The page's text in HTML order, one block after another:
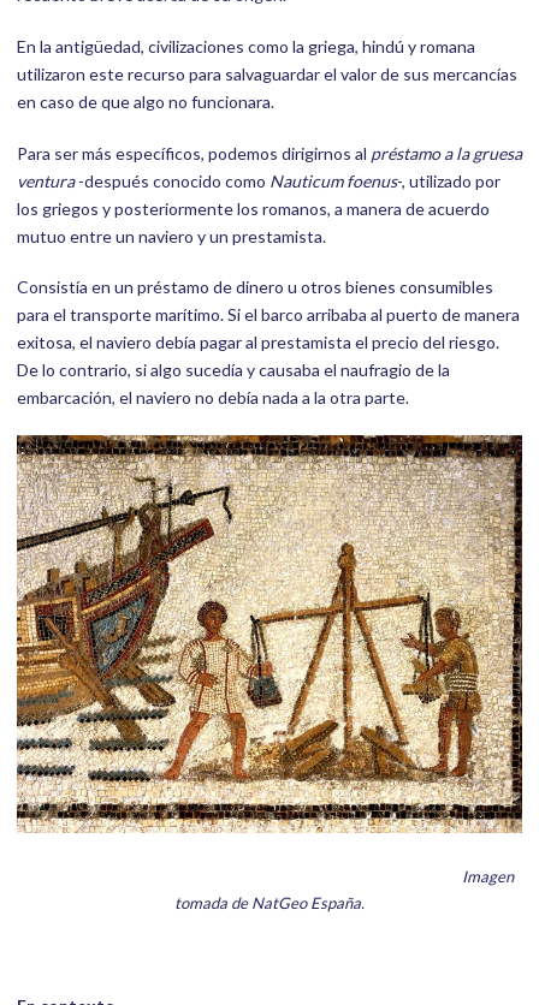
En la antigüedad, civilizaciones como la griega, hindú y romana
utilizaron este recurso para salvaguardar el valor de sus mercancías
en caso de que algo no funcionara.
Para ser más específicos, podemos dirigirnos al préstamo a la gruesa
ventura-después conocido como Nauticum foenus-, utilizado por
los griegos y posteriormente los romanos, a manera de acuerdo
mutuo entre un naviero y un prestamista.
Consistía en un préstamo de dinero u otros bienes consumibles
para el transporte marítimo. Si el barco arribaba al puerto de manera
exitosa, el naviero debía pagar al prestamista el precio del riesgo.
De lo contrario, si algo sucedía y causaba el naufragio de la
embarcación, el naviero no debía nada a la otra parte.
Imagen
tomada de NatGeo España.